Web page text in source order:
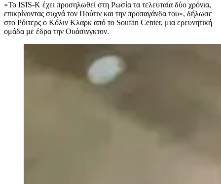
«Το ISIS-K έχει προσηλωθεί στη Ρωσία τα τελευταία δύο χρόνια,
επικρίνοντας συχνά τον Πούτιν και την προπαγάνδα του», δήλωσε
στο Ρόιτερς ο Κόλιν Κλαρκ από το Soufan Center, μια ερευνητική
ομάδα με έδρα την Ουάσινγκτον.